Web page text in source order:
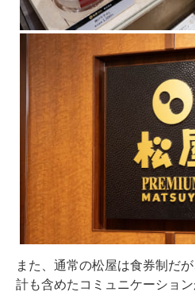
また、通常の松屋は食券制だ
計も含めたコミュニケーショ